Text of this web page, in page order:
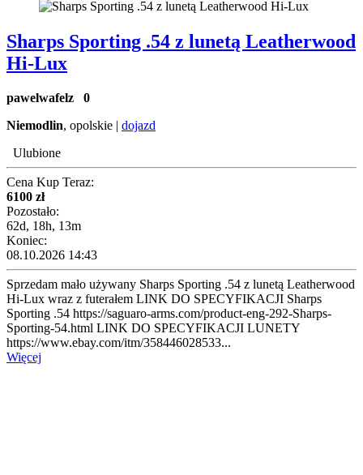
Sharps Sporting .54 z lunetą Leatherwood
Hi-Lux
pawelwafelz 0
Niemodlin, opolskie | dojazd
Ulubione
Cena Kup Teraz:
6100 zł
Pozostało:
62d, 18h, 13m
Koniec:
08.10.2026 14:43
Sprzedam mało używany Sharps Sporting .54 z lunetą Leatherwood
Hi-Lux wraz z futerałem LINK DO SPECYFIKACJI Sharps
Sporting .54 https://saguaro-arms.com/product-eng-292-Sharps-
Sporting-54.html LINK DO SPECYFIKACJI LUNETY
https://www.ebay.com/itm/358446028533...
Więcej